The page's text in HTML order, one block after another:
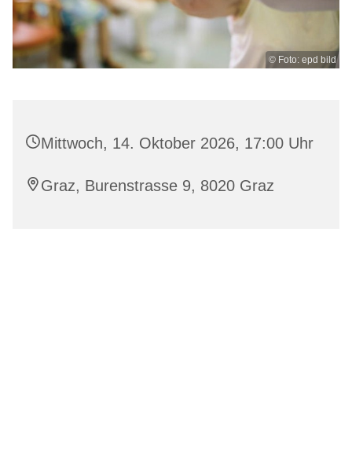
© Foto: epd bild
Mittwoch, 14. Oktober 2026, 17:00 Uhr
Graz, Burenstrasse 9, 8020 Graz